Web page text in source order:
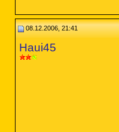
08.12.2006, 21:41
Haui45